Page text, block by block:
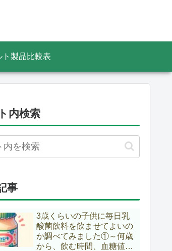
ト製品比較表
内検索
事
3歳くらいの子供に毎日乳
酸菌飲料を飲ませてよいの
か調べてみました①～何歳
から、飲む時間、血糖値ス